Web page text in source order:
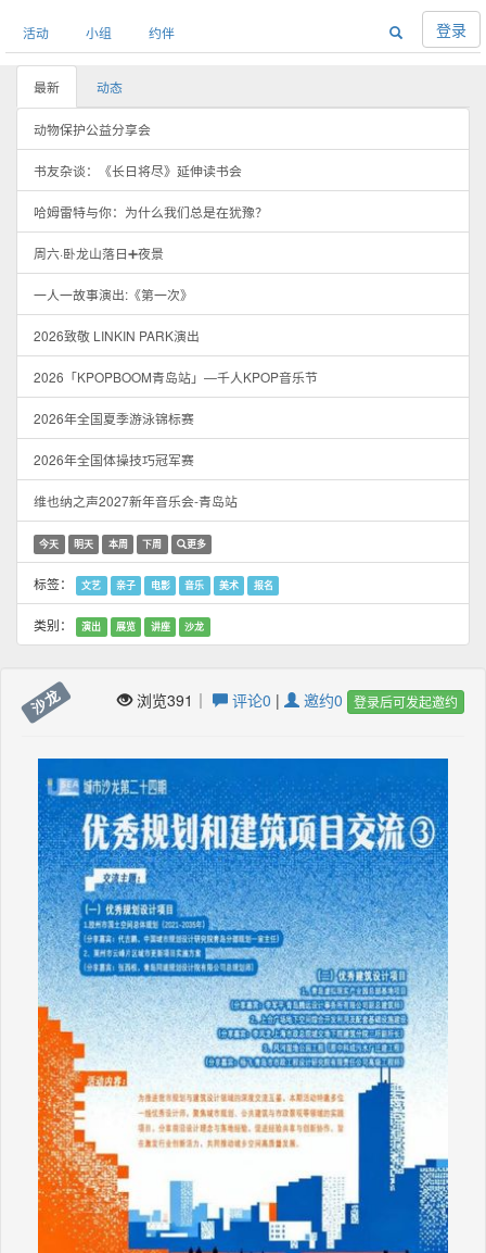
活动 小组 约伴 登录
最新 动态
动物保护公益分享会
书友杂谈：《长日将尽》延伸读书会
哈姆雷特与你：为什么我们总是在犹豫？
周六·卧龙山落日➕夜景
一人一故事演出:《第一次》
2026致敬 LINKIN PARK演出
2026「KPOPBOOM青岛站」—千人KPOP音乐节
2026年全国夏季游泳锦标赛
2026年全国体操技巧冠军赛
维也纳之声2027新年音乐会-青岛站
今天 明天 本周 下周 更多
标签： 文艺 亲子 电影 音乐 美术 报名
类别： 演出 展览 讲座 沙龙
沙龙 浏览391｜ 评论0 | 邀约0 登录后可发起邀约